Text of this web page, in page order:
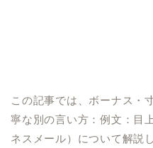
この記事では、ボーナス・
寧な別の言い方：例文：目
ネスメール）について解説